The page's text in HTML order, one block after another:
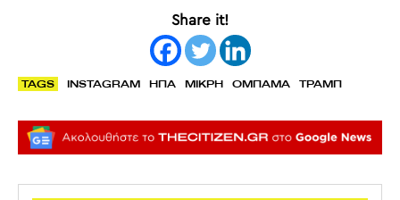
Share it!
TAGS INSTAGRAM ΗΠΑ ΜΙΚΡΗ ΟΜΠΑΜΑ ΤΡΑΜΠ